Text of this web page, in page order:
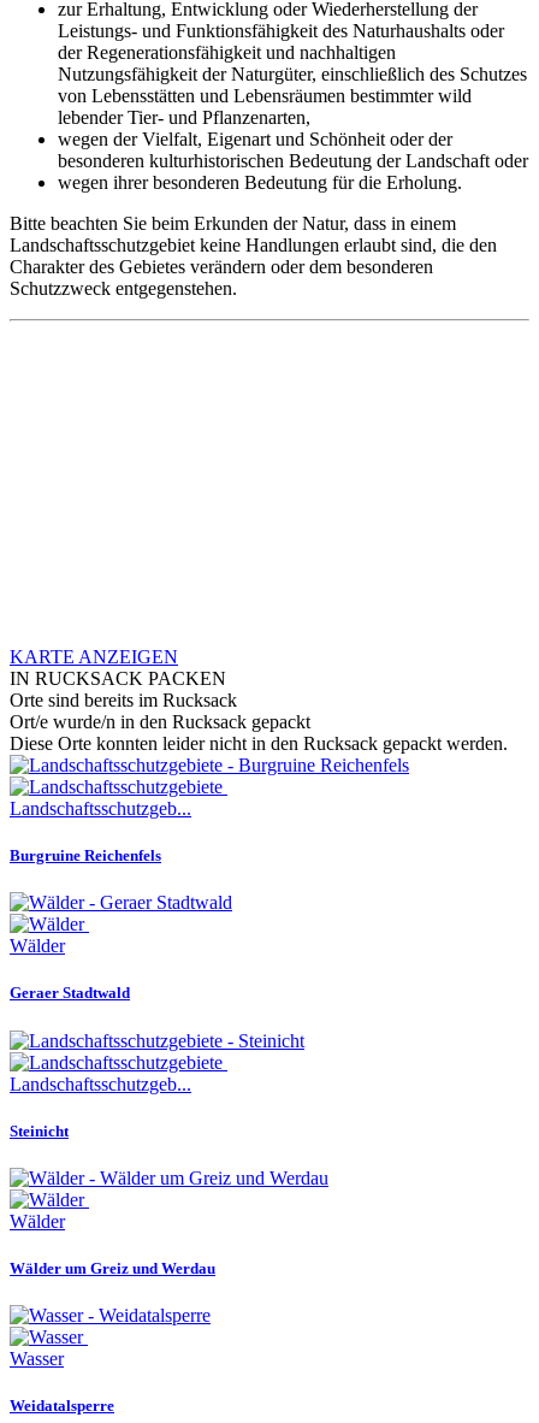
zur Erhaltung, Entwicklung oder Wiederherstellung der
Leistungs- und Funktionsfähigkeit des Naturhaushalts oder
der Regenerationsfähigkeit und nachhaltigen
Nutzungsfähigkeit der Naturgüter, einschließlich des Schutzes
von Lebensstätten und Lebensräumen bestimmter wild
lebender Tier- und Pflanzenarten,
wegen der Vielfalt, Eigenart und Schönheit oder der
besonderen kulturhistorischen Bedeutung der Landschaft oder
wegen ihrer besonderen Bedeutung für die Erholung.
Bitte beachten Sie beim Erkunden der Natur, dass in einem
Landschaftsschutzgebiet keine Handlungen erlaubt sind, die den
Charakter des Gebietes verändern oder dem besonderen
Schutzzweck entgegenstehen.
KARTE ANZEIGEN
IN RUCKSACK PACKEN
Orte sind bereits im Rucksack
Ort/e wurde/n in den Rucksack gepackt
Diese Orte konnten leider nicht in den Rucksack gepackt werden.
Landschaftsschutzgeb...
Burgruine Reichenfels
Wälder
Geraer Stadtwald
Landschaftsschutzgeb...
Steinicht
Wälder
Wälder um Greiz und Werdau
Wasser
Weidatalsperre